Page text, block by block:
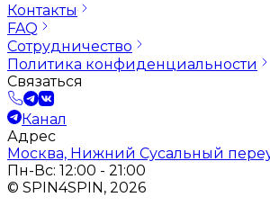
Контакты
FAQ
Сотрудничество
Политика конфиденциальности
Связаться
Канал
Адрес
Москва, Нижний Сусальный
Пн-Вс: 12:00 - 21:00
© SPIN4SPIN, 2026